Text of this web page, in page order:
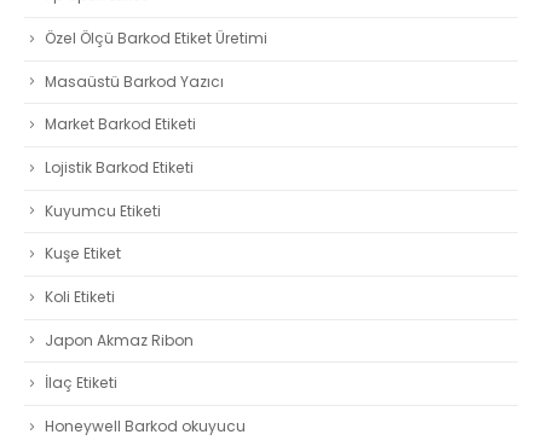
Özel Ölçü Barkod Etiket Üretimi
Masaüstü Barkod Yazıcı
Market Barkod Etiketi
Lojistik Barkod Etiketi
Kuyumcu Etiketi
Kuşe Etiket
Koli Etiketi
Japon Akmaz Ribon
İlaç Etiketi
Honeywell Barkod okuyucu